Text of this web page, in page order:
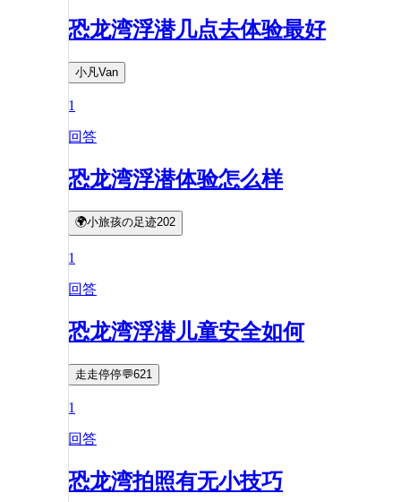
恐龙湾浮潜几点去体验最好
小凡Van
1
回答
恐龙湾浮潜体验怎么样
🌍小旅孩の足迹202
1
回答
恐龙湾浮潜儿童安全如何
走走停停💬621
1
回答
恐龙湾拍照有无小技巧